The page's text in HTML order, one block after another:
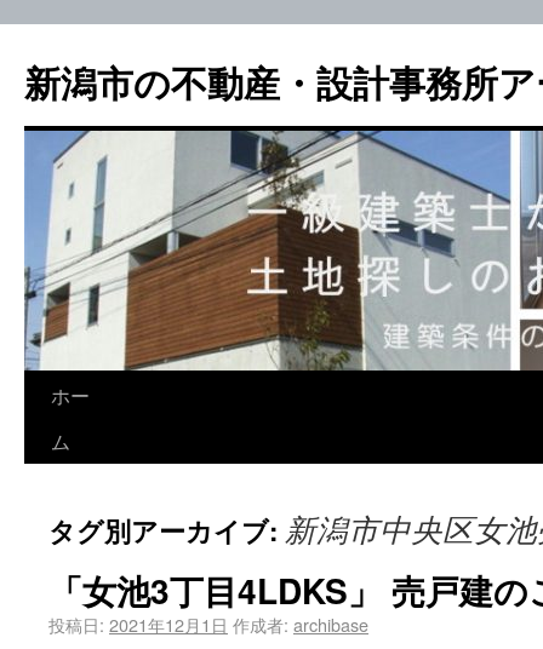
新潟市の不動産・設計事務所
ホー
ム
タグ別アーカイブ: 新潟市中央区女
「女池3丁目4LDKS」 売戸建
投稿日: 2021年12月1日 作成者: archibase